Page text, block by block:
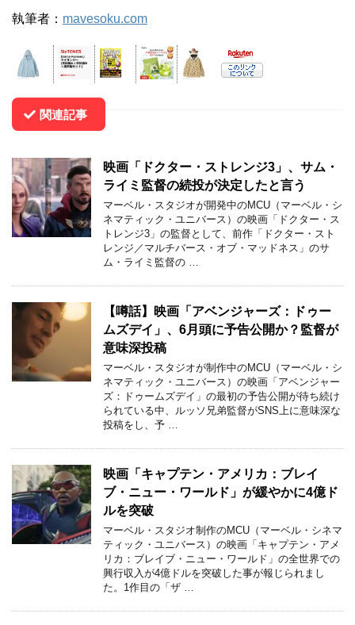
執筆者： mavesoku.com
関連記事
映画「ドクター・ストレンジ3」、サム・
ライミ監督の続投が決定したと言う
マーベル・スタジオが開発中のMCU（マーベル・シ
ネマティック・ユニバース）の映画「ドクター・ス
トレンジ3」の監督として、前作「ドクター・スト
レンジ／マルチバース・オブ・マッドネス」のサ
ム・ライミ監督の …
【噂話】映画「アベンジャーズ：ドゥー
ムズデイ」、6月頭に予告公開か？監督が
意味深投稿
マーベル・スタジオが制作中のMCU（マーベル・シ
ネマティック・ユニバース）の映画「アベンジャー
ズ：ドゥームズデイ」の最初の予告公開が待ち続け
られている中、ルッソ兄弟監督がSNS上に意味深な
投稿をし、予 …
映画「キャプテン・アメリカ：ブレイ
ブ・ニュー・ワールド」が緩やかに4億ド
ルを突破
マーベル・スタジオ制作のMCU（マーベル・シネマ
ティック・ユニバース）の映画「キャプテン・アメ
リカ：ブレイブ・ニュー・ワールド」の全世界での
興行収入が4億ドルを突破した事が報じられまし
た。1作目の「ザ …